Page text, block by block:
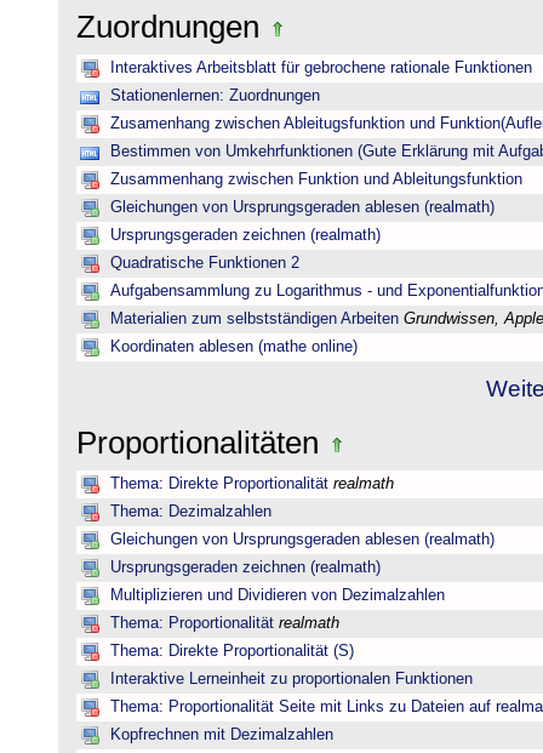
Zuordnungen
Interaktives Arbeitsblatt für gebrochene rationale Funktionen
Stationenlernen: Zuordnungen
Zusamenhang zwischen Ableitugsfunktion und
Bestimmen von Umkehrfunktionen (Gute Erklärung mit
Zusammenhang zwischen Funktion und Ableitungsfunktion
Gleichungen von Ursprungsgeraden ablesen (realmath)
Ursprungsgeraden zeichnen (realmath)
Quadratische Funktionen 2
Aufgabensammlung zu Logarithmus - und
Materialien zum selbstständigen Arbeiten Grundwissen,
Koordinaten ablesen (mathe online)
Proportionalitäten
Thema: Direkte Proportionalität realmath
Thema: Dezimalzahlen
Gleichungen von Ursprungsgeraden ablesen (realmath)
Ursprungsgeraden zeichnen (realmath)
Multiplizieren und Dividieren von Dezimalzahlen
Thema: Proportionalität realmath
Thema: Direkte Proportionalität (S)
Interaktive Lerneinheit zu proportionalen Funktionen
Thema: Proportionalität Seite mit Links zu Dateien auf
Kopfrechnen mit Dezimalzahlen